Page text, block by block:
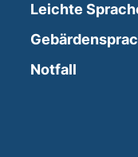
new window)
Leichte
Notfall